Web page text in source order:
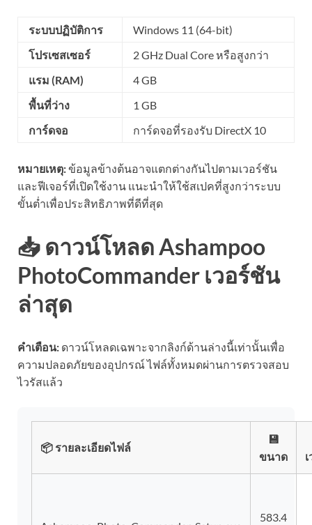
ระบบปฏิบัติการ
Windows 11 (64-bit)
โปรเซสเซอร์
2 GHz Dual Core หรือสูงกว่า
แรม (RAM)
4 GB
พื้นที่ว่าง
1 GB
การ์ดจอ
การ์ดจอที่รองรับ DirectX 10
หมายเหตุ:ข้อมูลข้างต้นอาจแตกต่างกันไปตามเวอร์ชัน
และฟีเจอร์ที่เปิดใช้งาน แนะนำให้ใช้สเปคที่สูงกว่าระบบ
ขั้นต่ำเพื่อประสิทธิภาพที่ดีที่สุด
📥 ดาวน์โหลด Ashampoo
PhotoCommander เวอร์ชัน
ล่าสุด
คำเตือน: ดาวน์โหลดเฉพาะจากลิงก์ด้านล่างนี้เท่านั้นเพื่อ
ความปลอดภัยของอุปกรณ์ ไฟล์ทั้งหมดผ่านการตรวจสอบ
ไวรัสแล้ว
📦 รายละเอียดไฟล์
💾
ขนาด
583.4